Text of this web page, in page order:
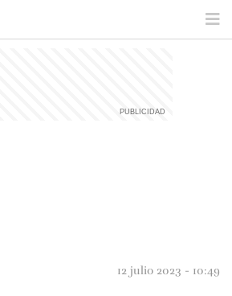
12 julio 2023 - 10:49